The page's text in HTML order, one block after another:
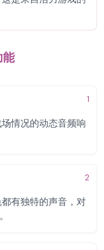
能
1
情况的动态音频响
2
有独特的声音，对